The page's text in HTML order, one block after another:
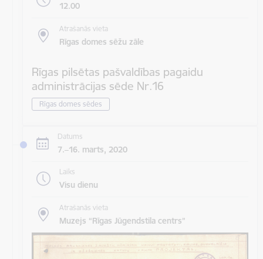
12.00
Atrašanās vieta
Rīgas domes sēžu zāle
Rīgas pilsētas pašvaldības pagaidu
administrācijas sēde Nr.16
Rīgas domes sēdes
Datums
7.–16. marts, 2020
Laiks
Visu dienu
Atrašanās vieta
Muzejs “Rīgas Jūgendstila centrs”